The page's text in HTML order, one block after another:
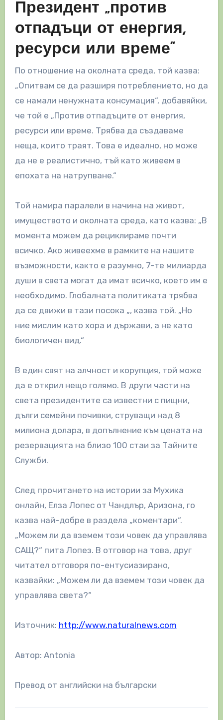
Президент „против
отпадъци от енергия,
ресурси или време“
По отношение на околната среда, той казва:
„Опитвам се да разширя потреблението, но да
се намали ненужната консумация“, добавяйки,
че той е „Против отпадъците от енергия,
ресурси или време. Трябва да създаваме
неща, които траят. Това е идеално, но може
да не е реалистично, тъй като живеем в
епохата на натрупване.“
Той намира паралели в начина на живот,
имуществото и околната среда, като казва: „В
момента можем да рециклираме почти
всичко. Ако живеехме в рамките на нашите
възможности, както е разумно, 7-те милиарда
души в света могат да имат всичко, което им е
необходимо. Глобалната политиката трябва
да се движи в тази посока „, казва той. „Но
ние мислим като хора и държави, а не като
биологичен вид.“
В един свят на алчност и корупция, той може
да е открил нещо голямо. В други части на
света президентите са известни с пищни,
дълги семейни почивки, струващи над 8
милиона долара, в допълнение към цената на
резервацията на близо 100 стаи за Тайните
Служби.
След прочитането на истории за Мухика
онлайн, Елза Лопес от Чандлър, Аризона, го
казва най-добре в раздела „коментари“.
„Можем ли да вземем този човек да управлява
САЩ?“ пита Лопез. В отговор на това, друг
читател отговоря по-ентусиазирано,
казвайки: „Можем ли да вземем този човек да
управлява света?“
Източник: http://www.naturalnews.com
Автор: Antonia
Превод от английски на български